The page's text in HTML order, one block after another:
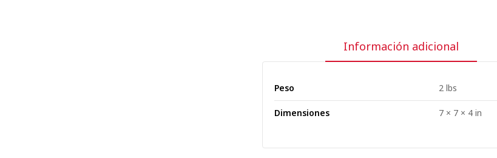
Información adicional
Peso 2 lbs
Dimensiones 7 × 7 × 4 in